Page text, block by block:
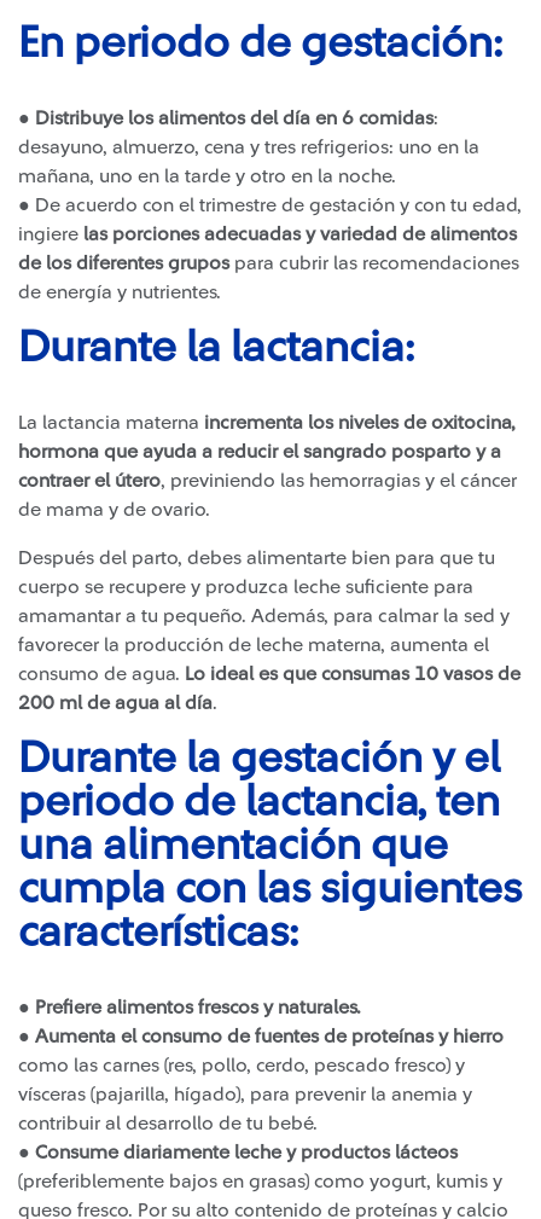
En periodo de gestación:
● Distribuye los alimentos del día en 6 comidas:
desayuno, almuerzo, cena y tres refrigerios: uno en la
mañana, uno en la tarde y otro en la noche.
● De acuerdo con el trimestre de gestación y con tu edad,
ingiere las porciones adecuadas y variedad de alimentos
de los diferentes grupospara cubrir las recomendaciones
de energía y nutrientes.
Durante la lactancia:
La lactancia materna incrementa los niveles de oxitocina,
hormona que ayuda a reducir el sangrado posparto y a
contraer el útero, previniendo las hemorragias y el cáncer
de mama y de ovario.
Después del parto, debes alimentarte bien para que tu
cuerpo se recupere y produzca leche suficiente para
amamantar a tu pequeño. Además, para calmar la sed y
favorecer la producción de leche materna, aumenta el
consumo de agua. Lo ideal es que consumas 10 vasos de
200 ml de agua al día.
Durante la gestación y el
periodo de lactancia, ten
una alimentación que
cumpla con las siguientes
características:
● Prefiere alimentos frescos y naturales.
● Aumenta el consumo de fuentes de proteínas y hierro
como las carnes (res, pollo, cerdo, pescado fresco) y
vísceras (pajarilla, hígado), para prevenir la anemia y
contribuir al desarrollo de tu bebé.
● Consume diariamente leche y productos lácteos
(preferiblemente bajos en grasas) como yogurt, kumis y
queso fresco. Por su alto contenido de proteínas y calcio